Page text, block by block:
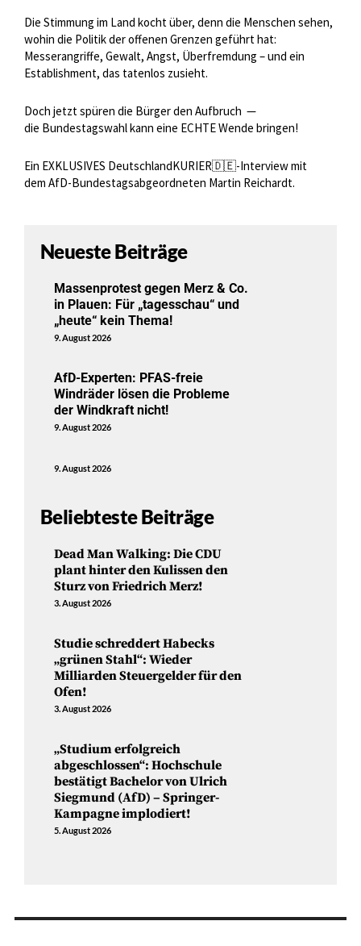
Die Stimmung im Land kocht über, denn die Menschen sehen,
wohin die Politik der offenen Grenzen geführt hat:
Messerangriffe, Gewalt, Angst, Überfremdung – und ein
Establishment, das tatenlos zusieht.
Doch jetzt spüren die Bürger den Aufbruch —
die Bundestagswahl kann eine ECHTE Wende bringen!
Ein EXKLUSIVES DeutschlandKURIER🇩🇪-Interview mit
dem AfD-Bundestagsabgeordneten Martin Reichardt.
Neueste Beiträge
Massenprotest gegen Merz & Co.
in Plauen: Für „tagesschau“ und
„heute“ kein Thema!
9. August 2026
AfD-Experten: PFAS-freie
Windräder lösen die Probleme
der Windkraft nicht!
9. August 2026
9. August 2026
Beliebteste Beiträge
Dead Man Walking: Die CDU
plant hinter den Kulissen den
Sturz von Friedrich Merz!
3. August 2026
Studie schreddert Habecks
„grünen Stahl“: Wieder
Milliarden Steuergelder für den
Ofen!
3. August 2026
„Studium erfolgreich
abgeschlossen“: Hochschule
bestätigt Bachelor von Ulrich
Siegmund (AfD) – Springer-
Kampagne implodiert!
5. August 2026